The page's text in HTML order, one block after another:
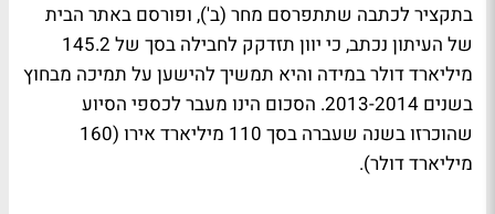
בתקציר לכתבה שתתפרסם מחר (ב'), ופורסם באתר הבית
של העיתון נכתב, כי יוון תזדקק לחבילה בסך של 145.2
מיליארד דולר במידה והיא תמשיך להישען על תמיכה מבחוץ
בשנים 2013-2014. הסכום הינו מעבר לכספי הסיוע
שהוכרזו בשנה שעברה בסך 110 מיליארד אירו (160
מיליארד דולר).